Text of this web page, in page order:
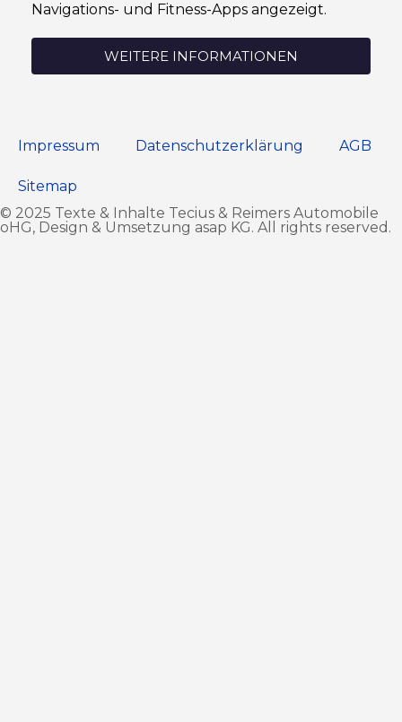
Navigations- und Fitness-Apps angezeigt.
WEITERE INFORMATIONEN
Impressum Datenschutz­erklärung AGB
Sitemap
© 2025 Texte & Inhalte Tecius & Reimers Automobile
oHG, Design & Umsetzung asap KG. All rights reserved.